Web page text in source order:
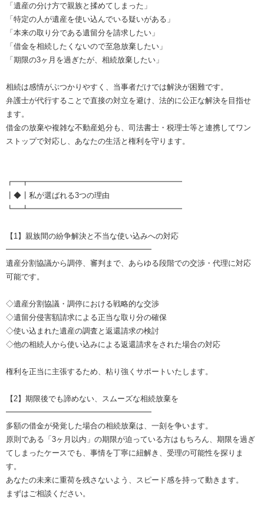
「遺産の分け方で親族と揉めてしまった」
「特定の人が遺産を使い込んでいる疑いがある」
「本来の取り分である遺留分を請求したい」
「借金を相続したくないので至急放棄したい」
「期限の3ヶ月を過ぎたが、相続放棄したい」
相続は感情がぶつかりやすく、当事者だけでは解決が困難です。
弁護士が代行することで直接の対立を避け、法的に公正な解決を目指せ
ます。
借金の放棄や複雑な不動産処分も、司法書士・税理士等と連携してワン
ストップで対応し、あなたの生活と権利を守ります。
┏━┳━━━━━━━━━━━━━━━━━━━━
┃◆┃私が選ばれる3つの理由
┗━┻━━━━━━━━━━━━━━━━━━━━
【1】親族間の紛争解決と不当な使い込みへの対応
━━━━━━━━━━━━━━━━━━━
遺産分割協議から調停、審判まで、あらゆる段階での交渉・代理に対応
可能です。
◇遺産分割協議・調停における戦略的な交渉
◇遺留分侵害額請求による正当な取り分の確保
◇使い込まれた遺産の調査と返還請求の検討
◇他の相続人から使い込みによる返還請求をされた場合の対応
権利を正当に主張するため、粘り強くサポートいたします。
【2】期限後でも諦めない、スムーズな相続放棄を
━━━━━━━━━━━━━━━━━━━
多額の借金が発覚した場合の相続放棄は、一刻を争います。
原則である「3ヶ月以内」の期限が迫っている方はもちろん、期限を過ぎ
てしまったケースでも、事情を丁寧に紐解き、受理の可能性を探りま
す。
あなたの未来に重荷を残さないよう、スピード感を持って動きます。
まずはご相談ください。